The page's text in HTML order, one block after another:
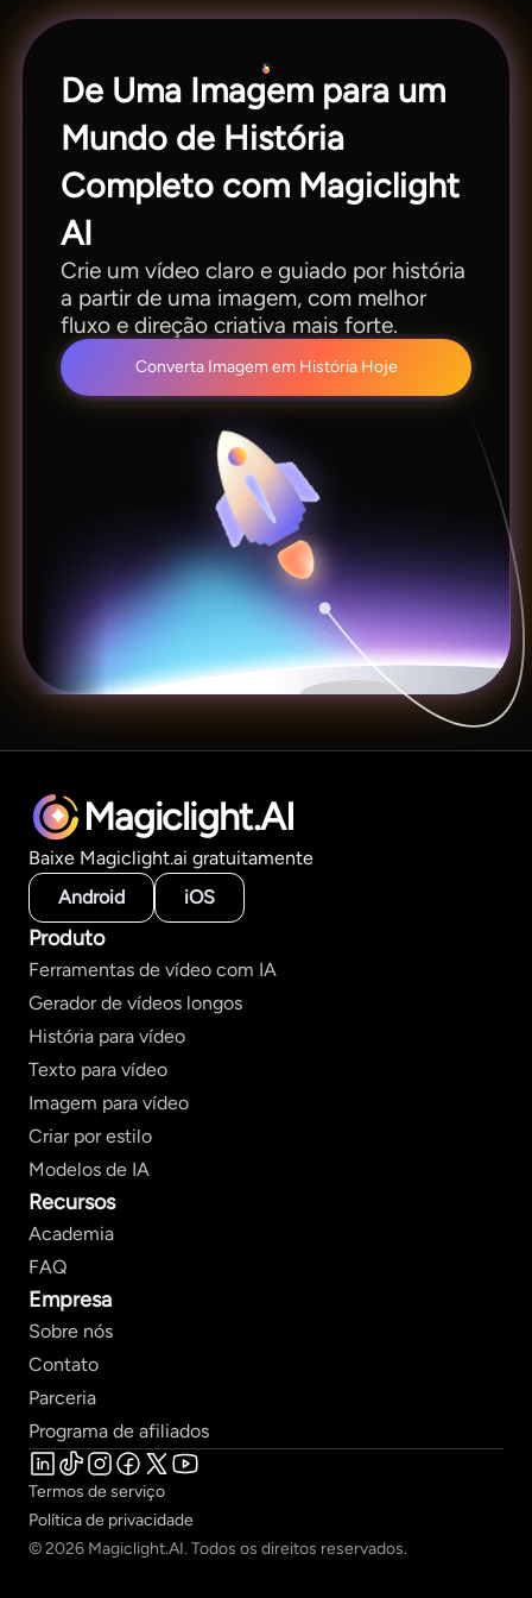
final.
De Uma Imagem para um
Mundo de História
Completo com Magiclight
AI
Crie um vídeo claro e guiado por história
a partir de uma imagem, com melhor
fluxo e direção criativa mais forte.
Converta Imagem em História Hoje
Magiclight.AI
Baixe Magiclight.ai gratuitamente
Android
iOS
Produto
Ferramentas de vídeo com IA
Gerador de vídeos longos
História para vídeo
Texto para vídeo
Imagem para vídeo
Criar por estilo
Modelos de IA
Recursos
Academia
FAQ
Empresa
Sobre nós
Contato
Parceria
Programa de afiliados
Termos de serviço
Política de privacidade
© 2026 Magiclight.AI. Todos os direitos reservados.